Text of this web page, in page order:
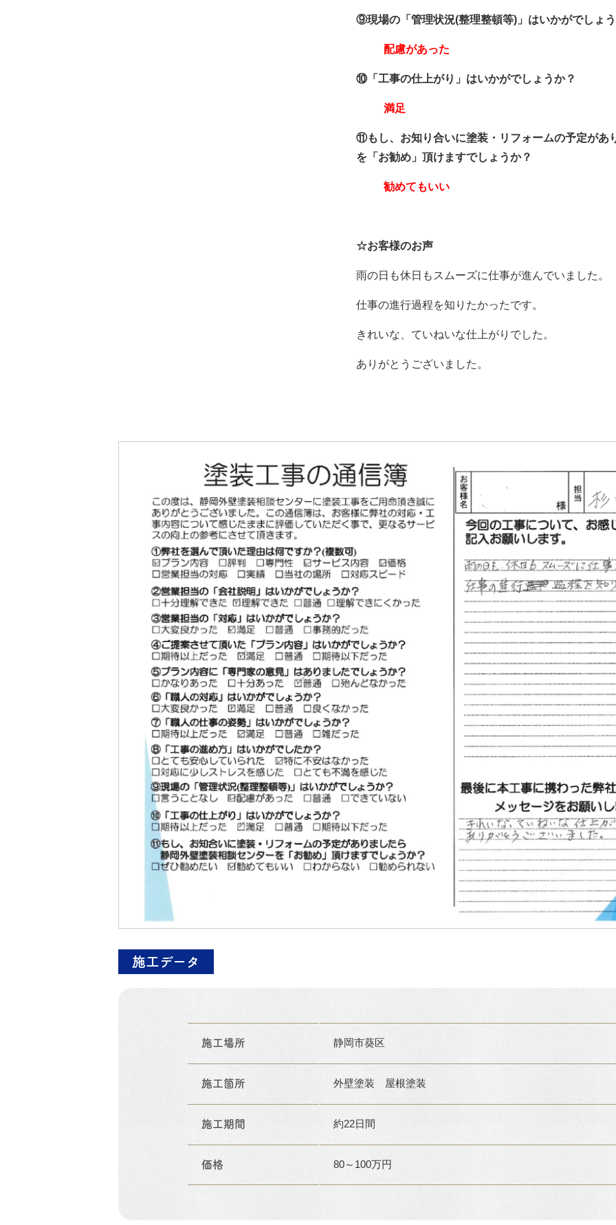
⑨現場の「管理状況(整理整頓等)」はいかがでしょう
配慮があった
⑩「工事の仕上がり」はいかがでしょうか？
満足
⑪もし、お知り合いに塗装・リフォームの予定があ
を「お勧め」頂けますでしょうか？
勧めてもいい
☆お客様のお声
雨の日も休日もスムーズに仕事が進んでいました。
仕事の進行過程を知りたかったです。
きれいな、ていねいな仕上がりでした。
ありがとうございました。
施工データ
施工場所 静岡市葵区
施工箇所 外壁塗装 屋根塗装
施工期間 約22日間
価格 80～100万円